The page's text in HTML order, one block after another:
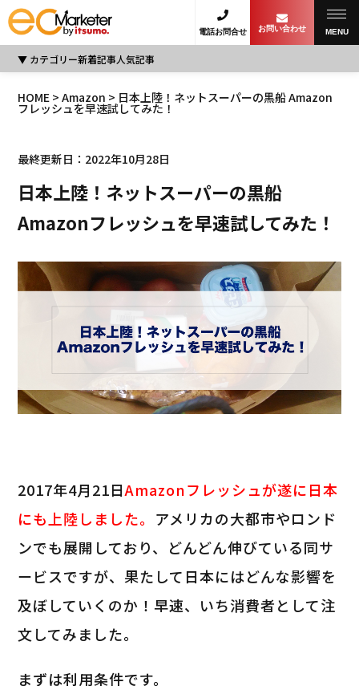
電話お問合せ お問い合わせ MENU
カテゴリー新着記事人気記事
HOME >Amazon > 日本上陸！ネットスーパーの黒船 Amazon
フレッシュを早速試してみた！
最終更新日：2022年10月28日
日本上陸！ネットスーパーの黒船
Amazonフレッシュを早速試してみた！
2017年4月21日Amazonフレッシュが遂に日本
にも上陸しました。 アメリカの大都市やロンド
ンでも展開しており、どんどん伸びている同サ
ービスですが、果たして日本にはどんな影響を
及ぼしていくのか！早速、いち消費者として注
文してみました。
まずは利用条件です。